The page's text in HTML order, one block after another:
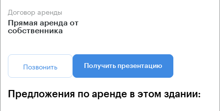
Договор аренды
Прямая аренда от
собственника
Позвонить Получить презентацию
Предложения по аренде в этом здании: